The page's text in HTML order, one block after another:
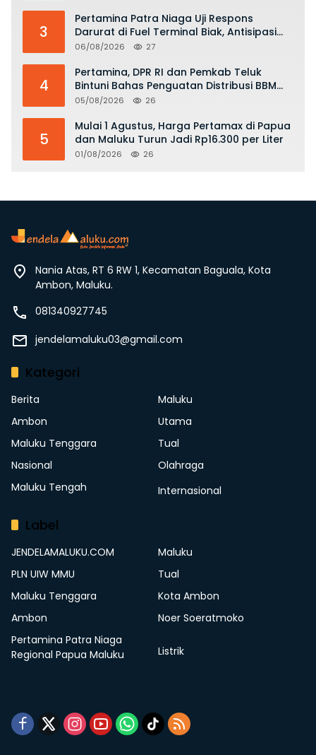
3
Pertamina Patra Niaga Uji Respons
Darurat di Fuel Terminal Biak, Antisipasi
Risiko Kebakaran dan Tumpahan BBM
06/08/2026 27
4
Pertamina, DPR RI dan Pemkab Teluk
Bintuni Bahas Penguatan Distribusi BBM
dan LPG
05/08/2026 26
5
Mulai 1 Agustus, Harga Pertamax di Papua
dan Maluku Turun Jadi Rp16.300 per Liter
01/08/2026 26
Nania Atas, RT 6 RW 1, Kecamatan Baguala, Kota
Ambon, Maluku.
081340927745
jendelamaluku03@gmail.com
Kategori
Berita
Maluku
Ambon
Utama
Maluku Tenggara
Tual
Nasional
Olahraga
Maluku Tengah
Internasional
Label
JENDELAMALUKU.COM
Maluku
PLN UIW MMU
Tual
Maluku Tenggara
Kota Ambon
Ambon
Noer Soeratmoko
Pertamina Patra Niaga
Regional Papua Maluku
Listrik